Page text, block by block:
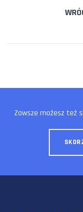
Zawsze możesz też